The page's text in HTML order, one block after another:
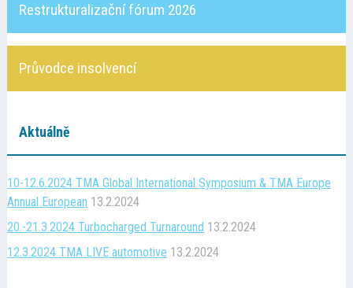
Restrukturalizační fórum 2026
Průvodce insolvencí
Aktuálně
10-12.6.2024 TMA Global International Symposium & TMA Europe
Annual European 13.2.2024
20.-21.3.2024 Turbocharged Turnaround 13.2.2024
12.3.2024 TMA LIVE automotive 13.2.2024